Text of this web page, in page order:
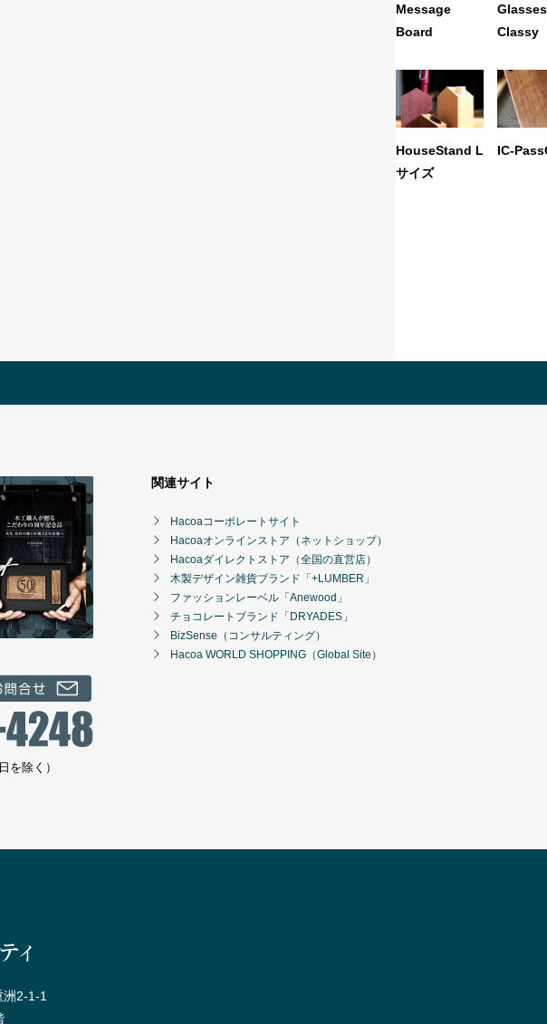
Message
Board
Classy
HouseStand L
サイズ
IC-
を除く）
関連サイト
Hacoaコーポレートサイト
Hacoaオンラインストア（ネットショップ）
Hacoaダイレクトストア（全国の直営店）
木製デザイン雑貨ブランド「+LUMBER」
ファッションレーベル「Anewood」
チョコレートブランド「DRYADES」
BizSense（コンサルティング）
Hacoa WORLD SHOPPING（Global Site）
2-1-1